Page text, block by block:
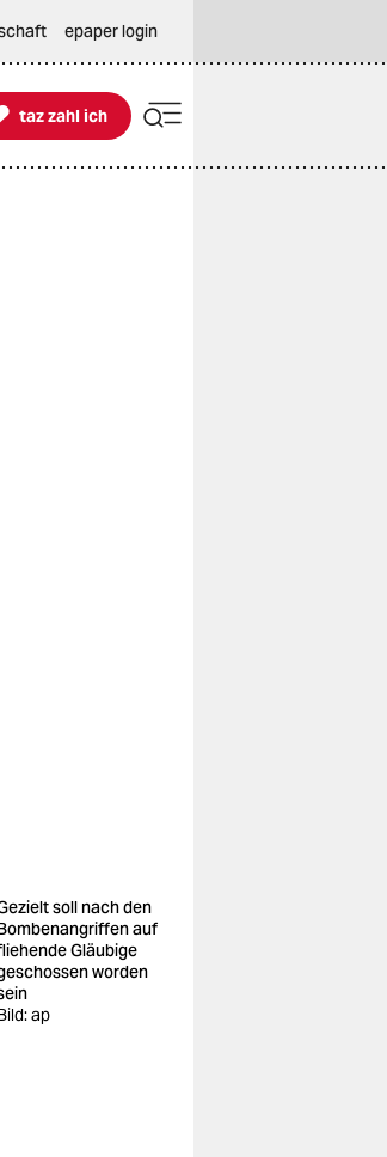
epaper login
zahl ich
taz zahl ich
soll nach den
auf
Gläubige
worden
ap